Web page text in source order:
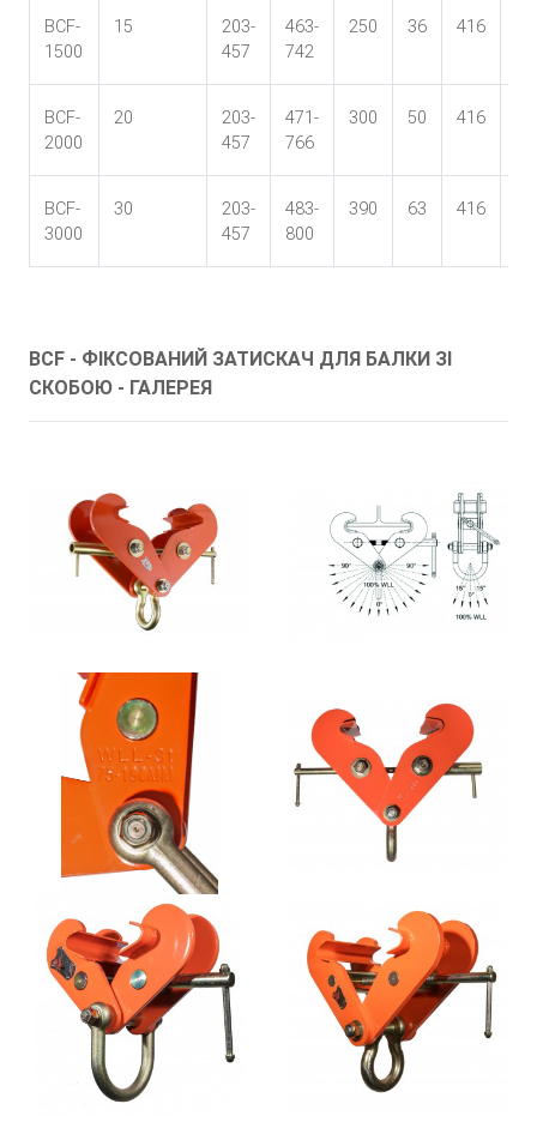
BCF-
1500
15
203-
457
463-
742
250 36 416
BCF-
2000
20
203-
457
471-
766
300 50 416
BCF-
3000
30
203-
457
483-
800
390 63 416
BCF - ФІКСОВАНИЙ ЗАТИСКАЧ ДЛЯ БАЛКИ ЗІ
СКОБОЮ - ГАЛЕРЕЯ